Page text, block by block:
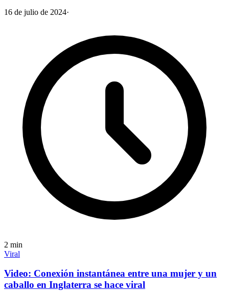
16 de julio de 2024·
2 min
Viral
Video: Conexión instantánea entre una mujer y un
caballo en Inglaterra se hace viral